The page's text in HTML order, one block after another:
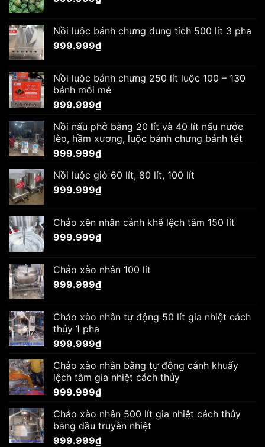
Nồi luộc bánh chưng dung tích 500 lít 3 pha
999.999₫
Nồi luộc bánh chưng 250 lít luộc 100 – 130
bánh mỗi mẻ
999.999₫
Nồi nấu phở bằng 20 lít và 40 lít nấu nước
lèo, hầm xương, luộc bánh chưng bánh tét
999.999₫
Nồi luộc giò 60 lít, 80 lít, 100 lít
999.999₫
Chảo xên nhân cánh khế lệch tâm 150 lít
999.999₫
Chảo xào nhân 100 lít
999.999₫
Chảo xào nhân tự động 50 lít gia nhiệt cách
thủy 1 pha
999.999₫
Chảo xào nhân bằng tự động cánh khuấy
lệch tâm gia nhiệt cách thủy
999.999₫
Chảo xào nhân 500 lít gia nhiệt cách thủy
bằng dầu truyền nhiệt
999.999₫